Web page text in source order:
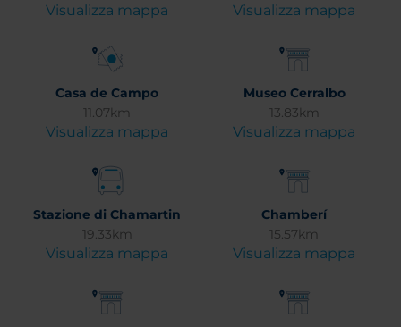
Visualizza mappa Visualizza mappa
Casa de Campo
11.07km
Visualizza mappa
Museo Cerralbo
13.83km
Visualizza mappa
Stazione di Chamartin
19.33km
Visualizza mappa
Chamberí
15.57km
Visualizza mappa